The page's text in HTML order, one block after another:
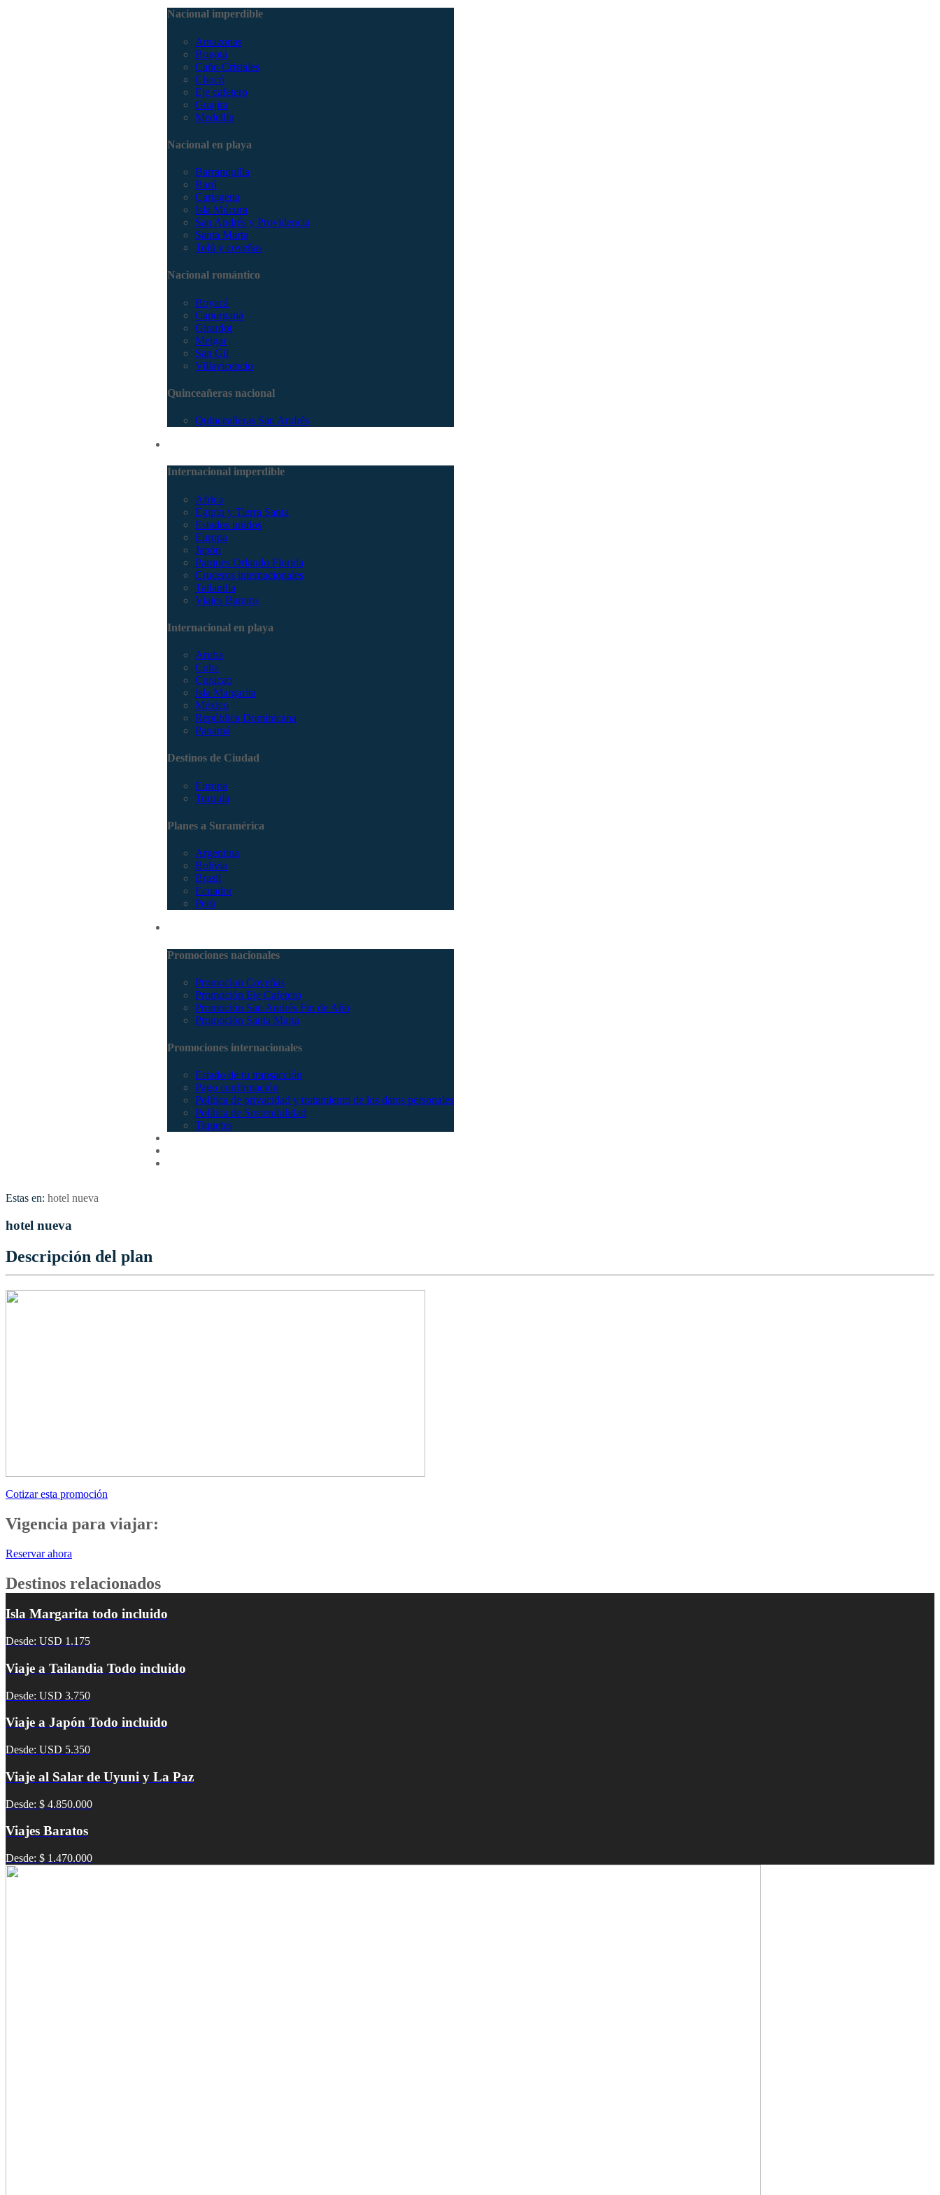
Nacional imperdible
Amazonas
Bogotá
Caño Cristales
Chocó
Eje cafetero
Guajira
Medellín
Nacional en playa
Barranquilla
Barú
Cartagena
Isla Múcura
San Andrés y Providencia
Santa Marta
Tolú y coveñas
Nacional romántico
Boyacá
Capurganá
Girardot
Melgar
San Gil
Villavicencio
Quinceañeras nacional
Quinceañeras San Andrés
Internacional imperdible
Africa
Egipto y Tierra Santa
Estados unidos
Europa
Japón
Parques Orlando Florida
Cruceros internacionales
Tailandia
Viajes Baratos
Internacional en playa
Aruba
Cuba
Curacao
Isla Margarita
México
República Dominicana
Panamá
Destinos de Ciudad
Europa
Turquía
Planes a Suramérica
Argentina
Bolivia
Brasil
Ecuador
Perú
Promociones nacionales
Promocion Coveñas
Promoción Eje Cafetero
Promoción San Andrés Fin de Año
Promoción Santa Marta
Promociones internacionales
Estado de tu transacción
Pago confirmación
Política de privacidad y tratamiento de los datos personales
Política de Sostenibilidad
Tiquetes
Estas en: hotel nueva
hotel nueva
Descripción del plan
Cotizar esta promoción
Vigencia para viajar:
Reservar ahora
Destinos relacionados
Isla Margarita todo incluido
Desde: USD 1.175
Viaje a Tailandia Todo incluido
Desde: USD 3.750
Viaje a Japón Todo incluido
Desde: USD 5.350
Viaje al Salar de Uyuni y La Paz
Desde: $ 4.850.000
Viajes Baratos
Desde: $ 1.470.000